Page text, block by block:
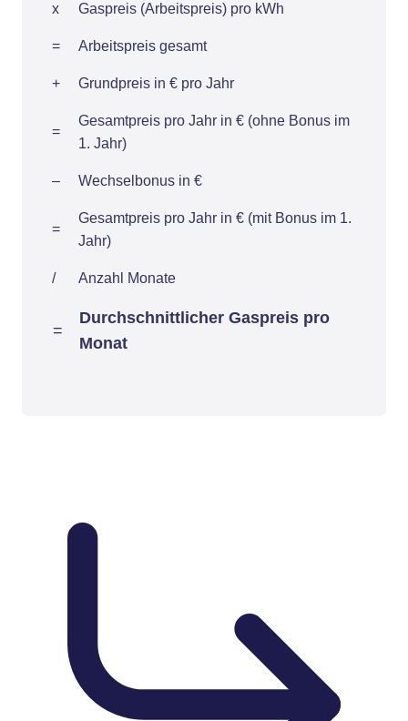
x Gaspreis (Arbeitspreis) pro kWh
= Arbeitspreis gesamt
+ Grundpreis in € pro Jahr
=
Gesamtpreis pro Jahr in € (ohne Bonus im
1. Jahr)
– Wechselbonus in €
=
Gesamtpreis pro Jahr in € (mit Bonus im 1.
Jahr)
/ Anzahl Monate
=
Durchschnittlicher Gaspreis pro
Monat